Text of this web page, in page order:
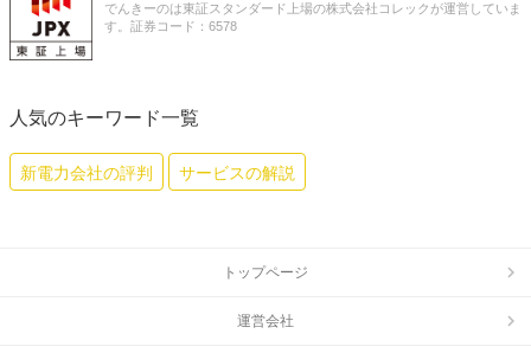
でんきーのは東証スタンダード上場の株式会社コレックが運営していま
す。証券コード：6578
人気のキーワード一覧
新電力会社の評判 サービスの解説
トップページ
運営会社